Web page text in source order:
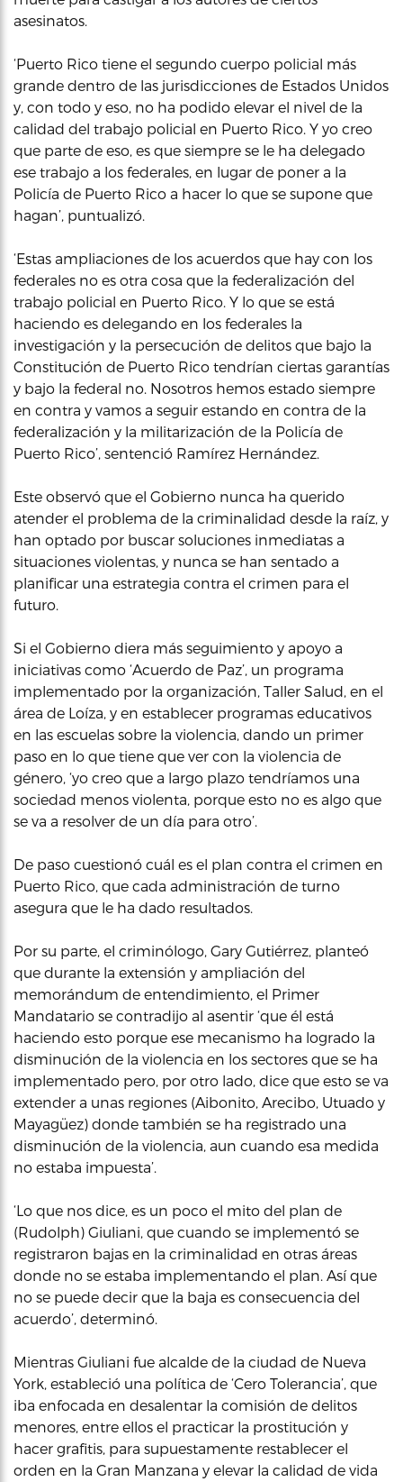
asesinatos.
‘Puerto Rico tiene el segundo cuerpo policial más
grande dentro de las jurisdicciones de Estados Unidos
y, con todo y eso, no ha podido elevar el nivel de la
calidad del trabajo policial en Puerto Rico. Y yo creo
que parte de eso, es que siempre se le ha delegado
ese trabajo a los federales, en lugar de poner a la
Policía de Puerto Rico a hacer lo que se supone que
hagan’, puntualizó.
‘Estas ampliaciones de los acuerdos que hay con los
federales no es otra cosa que la federalización del
trabajo policial en Puerto Rico. Y lo que se está
haciendo es delegando en los federales la
investigación y la persecución de delitos que bajo la
Constitución de Puerto Rico tendrían ciertas garantías
y bajo la federal no. Nosotros hemos estado siempre
en contra y vamos a seguir estando en contra de la
federalización y la militarización de la Policía de
Puerto Rico’, sentenció Ramírez Hernández.
Este observó que el Gobierno nunca ha querido
atender el problema de la criminalidad desde la raíz, y
han optado por buscar soluciones inmediatas a
situaciones violentas, y nunca se han sentado a
planificar una estrategia contra el crimen para el
futuro.
Si el Gobierno diera más seguimiento y apoyo a
iniciativas como ‘Acuerdo de Paz’, un programa
implementado por la organización, Taller Salud, en el
área de Loíza, y en establecer programas educativos
en las escuelas sobre la violencia, dando un primer
paso en lo que tiene que ver con la violencia de
género, ‘yo creo que a largo plazo tendríamos una
sociedad menos violenta, porque esto no es algo que
se va a resolver de un día para otro’.
De paso cuestionó cuál es el plan contra el crimen en
Puerto Rico, que cada administración de turno
asegura que le ha dado resultados.
Por su parte, el criminólogo, Gary Gutiérrez, planteó
que durante la extensión y ampliación del
memorándum de entendimiento, el Primer
Mandatario se contradijo al asentir ‘que él está
haciendo esto porque ese mecanismo ha logrado la
disminución de la violencia en los sectores que se ha
implementado pero, por otro lado, dice que esto se va
extender a unas regiones (Aibonito, Arecibo, Utuado y
Mayagüez) donde también se ha registrado una
disminución de la violencia, aun cuando esa medida
no estaba impuesta’.
‘Lo que nos dice, es un poco el mito del plan de
(Rudolph) Giuliani, que cuando se implementó se
registraron bajas en la criminalidad en otras áreas
donde no se estaba implementando el plan. Así que
no se puede decir que la baja es consecuencia del
acuerdo’, determinó.
Mientras Giuliani fue alcalde de la ciudad de Nueva
York, estableció una política de ‘Cero Tolerancia’, que
iba enfocada en desalentar la comisión de delitos
menores, entre ellos el practicar la prostitución y
hacer grafitis, para supuestamente restablecer el
orden en la Gran Manzana y elevar la calidad de vida